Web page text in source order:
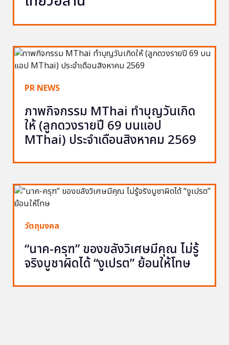
PR NEWS
ภาพกิจกรรม MThai ทำบุญวันเกิด
ให้ (ลูกดวงรายปี 69 บนแอป
MThai) ประจำเดือนสิงหาคม 2569
วัตถุมงคล
“นาค-ครุฑ” ของขลังวิเศษมีคุณ ไม่รู้
จริงบูชาผิดได้ “งูเปรต” ย้อนให้โทษ